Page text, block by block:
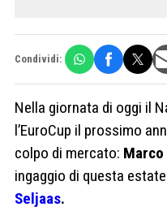
Condividi:
Nella giornata di oggi il
l’EuroCup il prossimo
colpo di mercato: Marco
ingaggio di questa
Seljaas.